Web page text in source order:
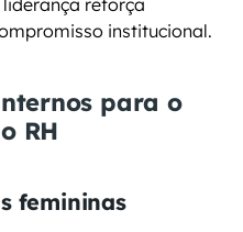
reforça
institucional.
para o
RH
femininas